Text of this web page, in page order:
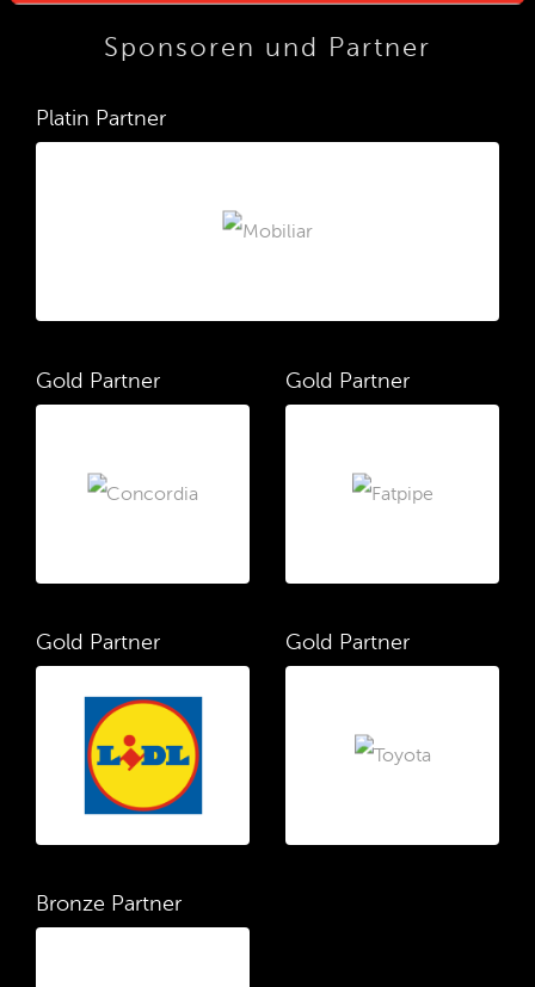
Sponsoren und Partner
Platin Partner
Gold Partner Gold Partner
Gold Partner Gold Partner
Bronze Partner